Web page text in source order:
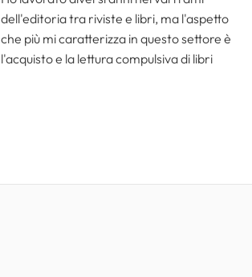
dell'editoria tra riviste e libri, ma l'aspetto
che più mi caratterizza in questo settore è
l'acquisto e la lettura compulsiva di libri